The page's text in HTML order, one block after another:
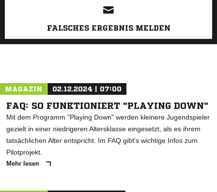
FALSCHES ERGEBNIS MELDEN
MAGAZIN 02.12.2024 | 07:00
FAQ: SO FUNKTIONIERT "PLAYING DOWN"
Mit dem Programm "Playing Down" werden kleinere Jugendspieler
gezielt in einer niedrigeren Altersklasse eingesetzt, als es ihrem
tatsächlichen Alter entspricht. Im FAQ gibt's wichtige Infos zum
Pilotprojekt.
Mehr lesen